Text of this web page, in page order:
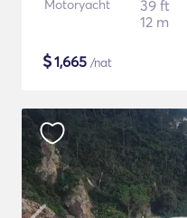
Motoryacht
39 ft
12 m
$1,665 /nat